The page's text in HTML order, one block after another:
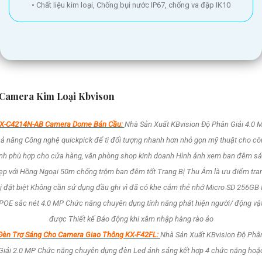
• Chất liệu kim loại, Chống bụi nước IP67, chống va đập IK10
Kim Loại Kbvison
C4214N-AB Camera Dome Bán Cầu: Nhà Sản Xuất KBvision Độ Phân Giải 4.0
năng Công nghệ quickpick để tì đối tượng nhanh hơn nhỏ gọn mỹ thuật cho
phù hợp cho cửa hàng, văn phòng shop kinh doanh Hình ảnh xem ban đêm
với Hồng Ngoại 50m chống trộm ban đêm tốt Trang Bị Thu Âm là ưu điểm
đặt biệt Không cần sử dụng đầu ghi vì đã có khe cắm thẻ nhớ Micro SD 256GB
sắc nét 4.0 MP Chức năng chuyên dụng tính năng phát hiện người/ động
được Thiết kế Báo động khi xâm nhập hàng rào ảo
Trợ Sáng Cho Camera Giao Thông KX-F42FL: Nhà Sản Xuất KBvision Độ
2.0 MP Chức năng chuyên dụng đèn Led ánh sáng kết hợp 4 chức năng